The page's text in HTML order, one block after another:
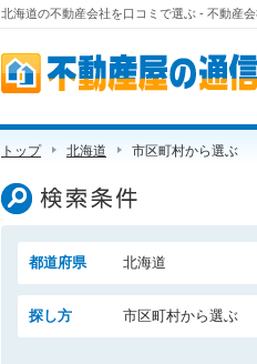
北海道の不動産会社を口コミで選ぶ - 不動産
トップ 北海道 市区町村から選ぶ
検索条件
都道府県 北海道
探し方 市区町村から選ぶ